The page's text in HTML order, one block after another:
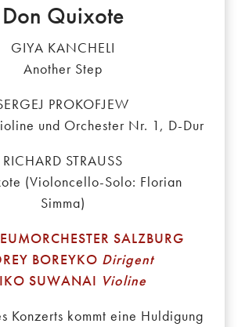
Don Quixote
GIYA KANCHELI
Another Step
PROKOFJEW
und Orchester Nr. 1, D-Dur
RICHARD STRAUSS
(Violoncello-Solo: Florian
Simma)
SALZBURG
BOREYKO Dirigent
SUWANAI Violine
Konzerts kommt eine Huldigung